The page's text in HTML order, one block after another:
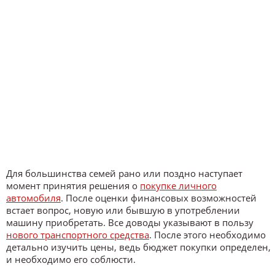
Для большинства семей рано или поздно наступает
момент принятия решения о покупке личного
автомобиля. После оценки финансовых возможностей
встает вопрос, новую или бывшую в употреблении
машину приобретать. Все доводы указывают в пользу
нового транспортного средства. После этого необходимо
детально изучить цены, ведь бюджет покупки определен,
и необходимо его соблюсти.